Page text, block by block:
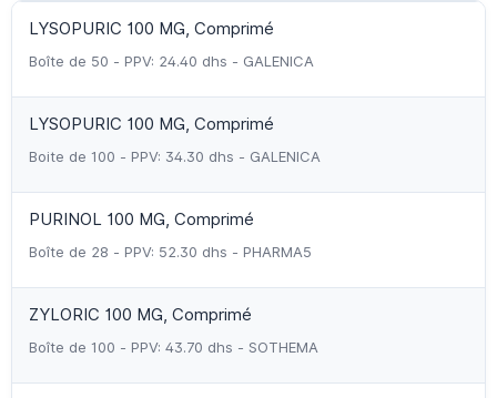
LYSOPURIC 100 MG, Comprimé
Boîte de 50 - PPV: 24.40 dhs - GALENICA
LYSOPURIC 100 MG, Comprimé
Boite de 100 - PPV: 34.30 dhs - GALENICA
PURINOL 100 MG, Comprimé
Boîte de 28 - PPV: 52.30 dhs - PHARMA5
ZYLORIC 100 MG, Comprimé
Boîte de 100 - PPV: 43.70 dhs - SOTHEMA